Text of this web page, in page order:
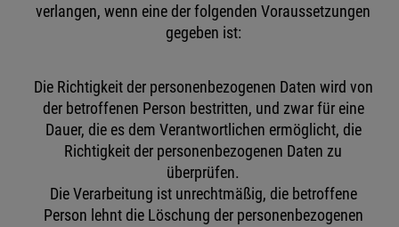
verlangen, wenn eine der folgenden Voraussetzungen
gegeben ist:
Die Richtigkeit der personenbezogenen Daten wird von
der betroffenen Person bestritten, und zwar für eine
Dauer, die es dem Verantwortlichen ermöglicht, die
Richtigkeit der personenbezogenen Daten zu
überprüfen.
Die Verarbeitung ist unrechtmäßig, die betroffene
Person lehnt die Löschung der personenbezogenen